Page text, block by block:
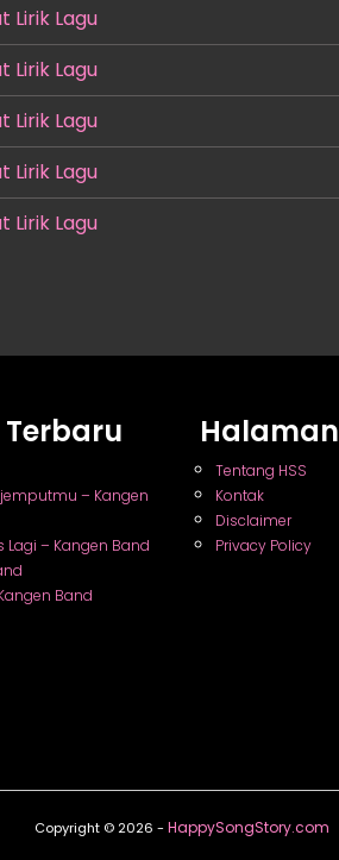
Lirik Lagu
Lirik Lagu
Lirik Lagu
Lirik Lagu
Lirik Lagu
Terbaru
– Kangen
– Kangen Band
Band
Halaman
Tentang HSS
Kontak
Disclaimer
Privacy Policy
Copyright © 2026 - HappySongStory.com